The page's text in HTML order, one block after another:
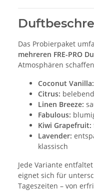
Das Probierpaket
mehreren FRE-PRO
Atmosphären
Coconut Vanilla:
Citrus:
Linen Breeze:
Fabulous:
Kiwi Grapefruit:
Lavender:
klassisch
Jede Variante
eignet sich für
Tageszeiten – von